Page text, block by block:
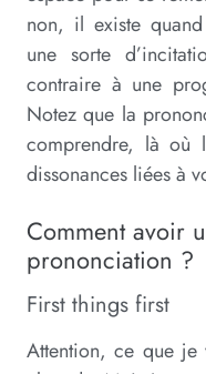
non, il existe
une sorte
contraire à une
Notez que la
comprendre, là où
dissonances liées à
Comment avoir
prononciation ?
First things first
Attention, ce que je